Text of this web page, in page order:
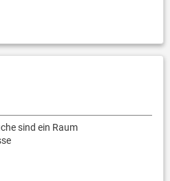
sind ein Raum